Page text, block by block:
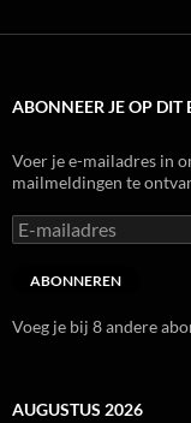
ABONNEER JE OP DIT
Voer je e-mailadres in
mailmeldingen te
E-
mailadres
ABONNEREN
Voeg je bij 8 andere
AUGUSTUS 2026